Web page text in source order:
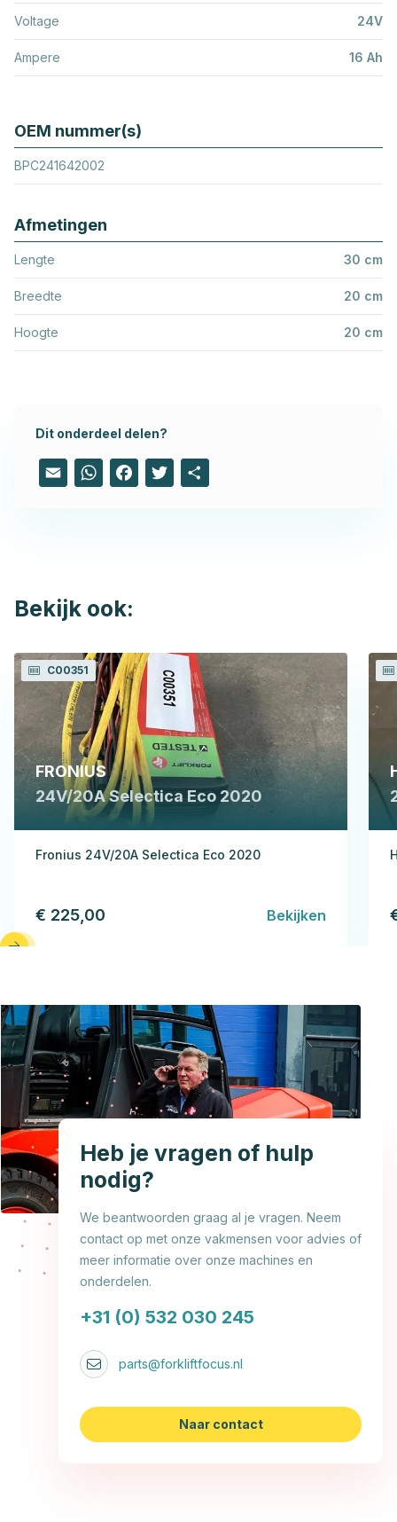
Voltage 24V
Ampere 16 Ah
OEM nummer(s)
BPC241642002
Afmetingen
Lengte 30 cm
Breedte 20 cm
Hoogte 20 cm
Dit onderdeel delen?
Email WhatsAppFacebook
Twitter
Bekijk ook:
C00351
FRONIUS
24V/20A Selectica Eco 2020
Fronius 24V/20A Selectica Eco 2020
€ 225,00 Bekijken
Heb je vragen of hulp
nodig?
We beantwoorden graag al je vragen. Neem
contact op met onze vakmensen voor advies of
meer informatie over onze machines en
onderdelen.
+31 (0) 532 030 245
parts@forkliftfocus.nl
Naar contact